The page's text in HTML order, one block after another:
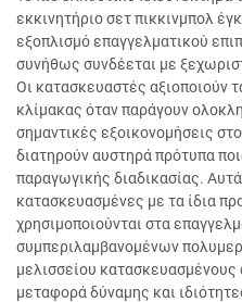
εκκινητήριο σετ πικκινμπολ
εξοπλισμό επαγγελματικού
συνήθως συνδέεται με
Οι κατασκευαστές αξιοποιούν
κλίμακας όταν παράγουν
σημαντικές εξοικονομήσεις
διατηρούν αυστηρά πρότυπα
παραγωγικής διαδικασίας.
κατασκευασμένες με τα ίδια
χρησιμοποιούνται στα
συμπεριλαμβανομένων
μελισσείου κατασκευασμένους
μεταφορά δύναμης και